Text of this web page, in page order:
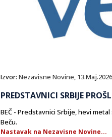
Izvor: Nezavisne Novine, 13.Maj.2026
PREDSTAVNICI SRBIJE
BEČ - Predstavnici Srbije, hevi
Beču.
Nastavak na Nezavisne Novine...